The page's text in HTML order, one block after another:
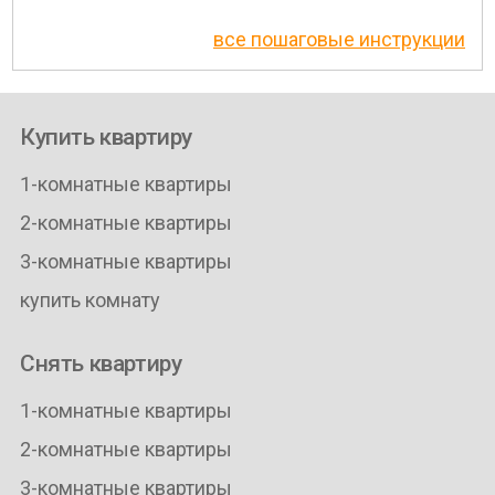
все пошаговые инструкции
Купить квартиру
1-комнатные квартиры
2-комнатные квартиры
3-комнатные квартиры
купить комнату
Снять квартиру
1-комнатные квартиры
2-комнатные квартиры
3-комнатные квартиры